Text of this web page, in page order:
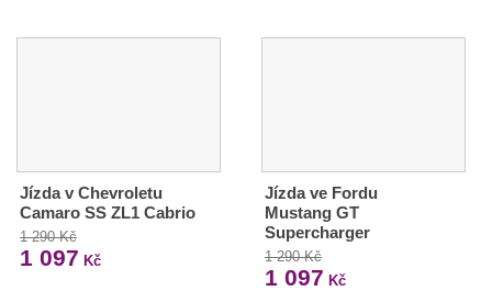
Jízda v Chevroletu
Camaro SS ZL1 Cabrio
1 290 Kč
1 097 Kč
Jízda ve Fordu
Mustang GT
Supercharger
1 290 Kč
1 097 Kč